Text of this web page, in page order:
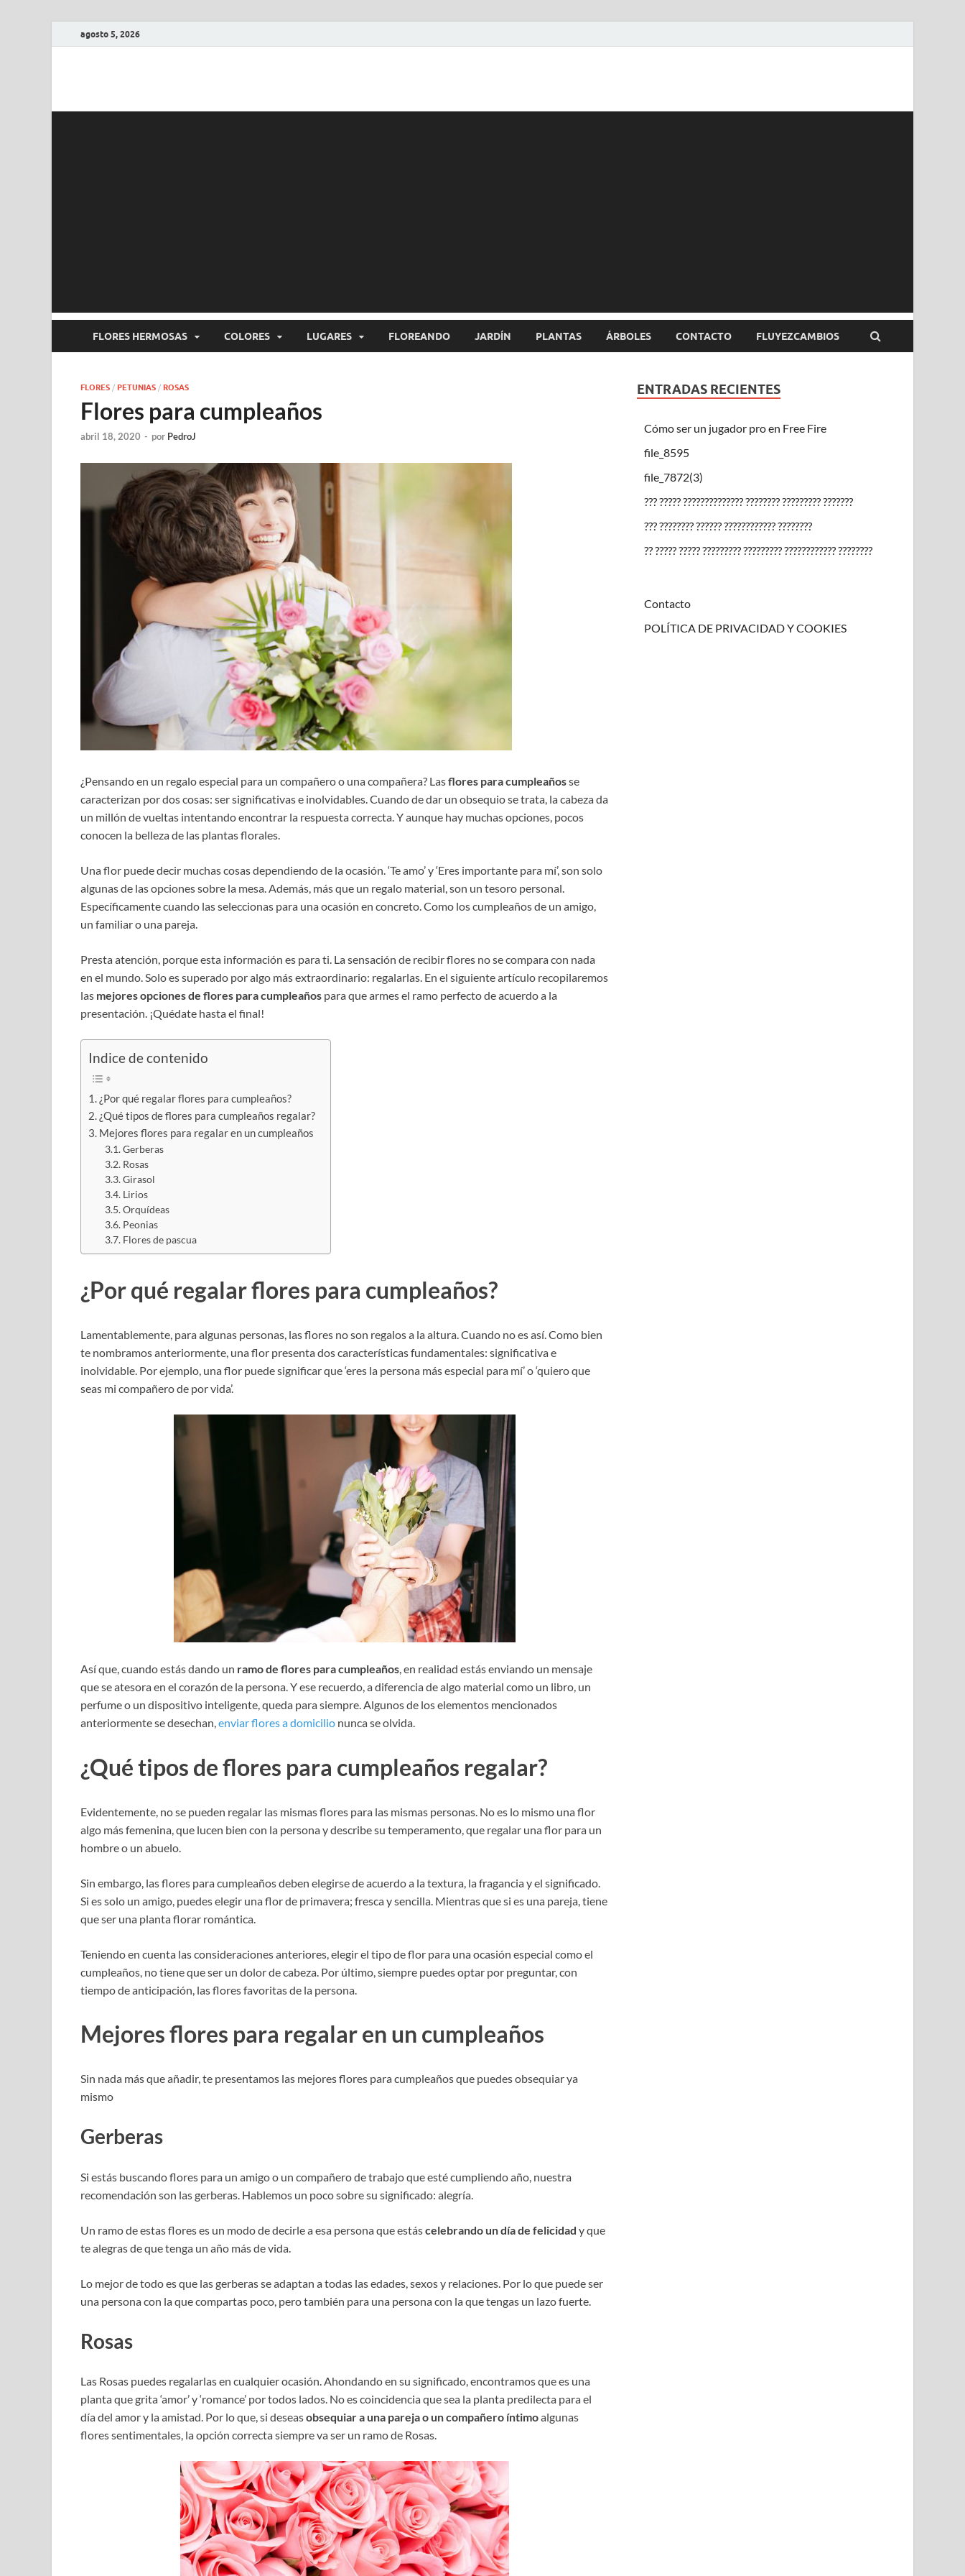
agosto 5, 2026
FLORES HERMOSAS COLORES LUGARES FLOREANDO JARDÍN PLANTAS ÁRBOLES CONTACTO FLUYEZCAMBIOS
FLORES / PETUNIAS / ROSAS
Flores para cumpleaños
abril 18, 2020 - por PedroJ
¿Pensando en un regalo especial para un compañero o una compañera? Lasflores para cumpleañosse
caracterizan por dos cosas: ser significativas e inolvidables. Cuando de dar un obsequio se trata, la cabeza da
un millón de vueltas intentando encontrar la respuesta correcta. Y aunque hay muchas opciones, pocos
conocen la belleza de las plantas florales.
Una flor puede decir muchas cosas dependiendo de la ocasión. ‘Te amo’ y ‘Eres importante para mí’, son solo
algunas de las opciones sobre la mesa. Además, más que un regalo material, son un tesoro personal.
Específicamente cuando las seleccionas para una ocasión en concreto. Como los cumpleaños de un amigo,
un familiar o una pareja.
Presta atención, porque esta información es para ti. La sensación de recibir flores no se compara con nada
en el mundo. Solo es superado por algo más extraordinario: regalarlas. En el siguiente artículo recopilaremos
las mejores opciones de flores para cumpleaños para que armes el ramo perfecto de acuerdo a la
presentación. ¡Quédate hasta el final!
Indice de contenido
¿Por qué regalar flores para cumpleaños?
¿Qué tipos de flores para cumpleaños regalar?
Mejores flores para regalar en un cumpleaños
Gerberas
Rosas
Girasol
Lirios
Orquídeas
Peonias
Flores de pascua
¿Por qué regalar flores para cumpleaños?
Lamentablemente, para algunas personas, las flores no son regalos a la altura. Cuando no es así. Como bien
te nombramos anteriormente, una flor presenta dos características fundamentales: significativa e
inolvidable. Por ejemplo, una flor puede significar que ‘eres la persona más especial para mí’ o ‘quiero que
seas mi compañero de por vida’.
Así que, cuando estás dando un ramo de flores para cumpleaños, en realidad estás enviando un mensaje
que se atesora en el corazón de la persona. Y ese recuerdo, a diferencia de algo material como un libro, un
perfume o un dispositivo inteligente, queda para siempre. Algunos de los elementos mencionados
anteriormente se desechan,enviar flores a domicilio nunca se olvida.
¿Qué tipos de flores para cumpleaños regalar?
Evidentemente, no se pueden regalar las mismas flores para las mismas personas. No es lo mismo una flor
algo más femenina, que lucen bien con la persona y describe su temperamento, que regalar una flor para un
hombre o un abuelo.
Sin embargo, las flores para cumpleaños deben elegirse de acuerdo a la textura, la fragancia y el significado.
Si es solo un amigo, puedes elegir una flor de primavera; fresca y sencilla. Mientras que si es una pareja, tiene
que ser una planta florar romántica.
Teniendo en cuenta las consideraciones anteriores, elegir el tipo de flor para una ocasión especial como el
cumpleaños, no tiene que ser un dolor de cabeza. Por último, siempre puedes optar por preguntar, con
tiempo de anticipación, las flores favoritas de la persona.
Mejores flores para regalar en un cumpleaños
Sin nada más que añadir, te presentamos las mejores flores para cumpleaños que puedes obsequiar ya
mismo
Gerberas
Si estás buscando flores para un amigo o un compañero de trabajo que esté cumpliendo año, nuestra
recomendación son las gerberas. Hablemos un poco sobre su significado: alegría.
Un ramo de estas flores es un modo de decirle a esa persona que estáscelebrando un día de felicidad y que
te alegras de que tenga un año más de vida.
Lo mejor de todo es que las gerberas se adaptan a todas las edades, sexos y relaciones. Por lo que puede ser
una persona con la que compartas poco, pero también para una persona con la que tengas un lazo fuerte.
Rosas
Las Rosas puedes regalarlas en cualquier ocasión. Ahondando en su significado, encontramos que es una
planta que grita ‘amor’ y ‘romance’ por todos lados. No es coincidencia que sea la planta predilecta para el
día del amor y la amistad. Por lo que, si deseasobsequiar a una pareja o un compañero íntimoalgunas
flores sentimentales, la opción correcta siempre va ser un ramo de Rosas.
ENTRADAS RECIENTES
Cómo ser un jugador pro en Free Fire
file_8595
file_7872(3)
??? ????? ?????????????? ???????? ????????? ???????
??? ???????? ?????? ???????????? ????????
?? ????? ????? ????????? ????????? ???????????? ????????
Contacto
POLÍTICA DE PRIVACIDAD Y COOKIES